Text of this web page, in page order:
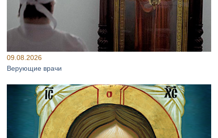
09.08.2026
Верующие врачи